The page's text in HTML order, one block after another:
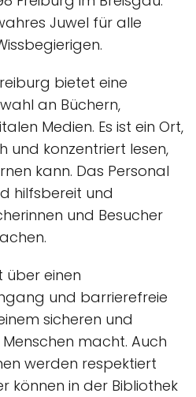
Juwel für alle
bietet eine
an Büchern,
Medien. Es ist ein Ort,
und konzentriert lesen,
kann. Das Personal
hilfsbereit und
und Besucher
über einen
und barrierefreie
sicheren und
macht. Auch
werden respektiert
können in der Bibliothek